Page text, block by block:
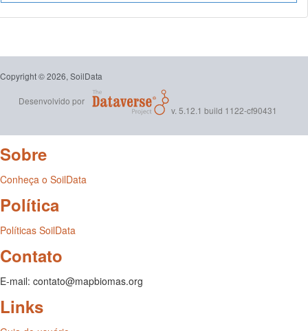
Copyright © 2026, SoilData
Desenvolvido por
v. 5.12.1 build 1122-cf90431
Sobre
Conheça o SoilData
Política
Políticas SoilData
Contato
E-mail: contato@mapbiomas.org
Links